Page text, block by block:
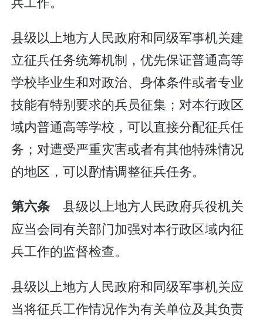
县级以上地方人民政府和同级军事机关建
立征兵任务统筹机制，优先保证普通高等
学校毕业生和对政治、身体条件或者专业
技能有特别要求的兵员征集；对本行政区
域内普通高等学校，可以直接分配征兵任
务；对遭受严重灾害或者有其他特殊情况
的地区，可以酌情调整征兵任务。
第六条 县级以上地方人民政府兵役机关
应当会同有关部门加强对本行政区域内征
兵工作的监督检查。
县级以上地方人民政府和同级军事机关应
当将征兵工作情况作为有关单位及其负责